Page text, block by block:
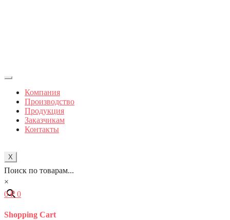
Компания
Производство
Продукция
Заказчикам
Контакты
X
Поиск по товарам...
×
0₽ 0
Shopping Cart